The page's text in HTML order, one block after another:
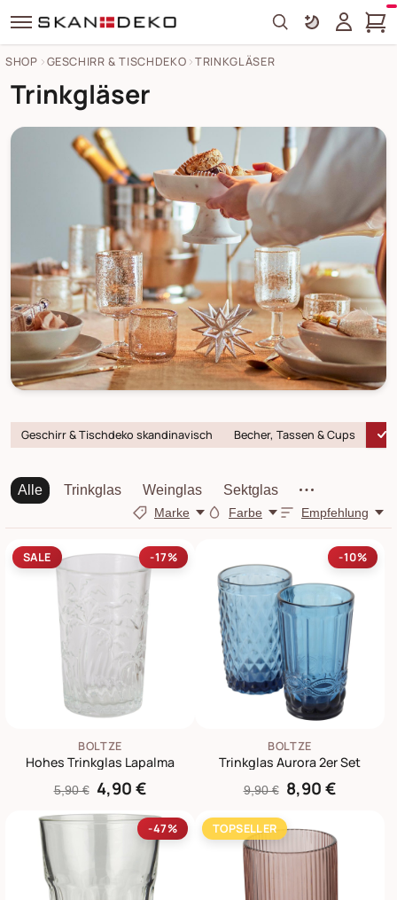
Search
SHOP GESCHIRR & TISCHDEKO TRINKGLÄSER
Trinkgläser
Geschirr & Tischdeko skandinavisch Becher, Tassen & Cups
Alle Trinkglas Weinglas Sektglas
Marke Farbe Empfehlung
SALE -17%
BOLTZE
Hohes Trinkglas Lapalma
5,90 € 4,90 €
-10%
BOLTZE
Trinkglas Aurora 2er Set
9,90 € 8,90 €
-47% TOPSELLER